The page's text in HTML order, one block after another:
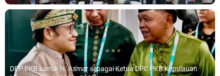
DPP PKB Lantik H. Asmar sebagai Ketua DPC PKB Kepulauan